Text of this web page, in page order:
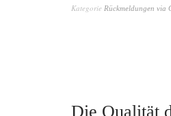
Kategorie Rückmeldungen via
Die Qualität